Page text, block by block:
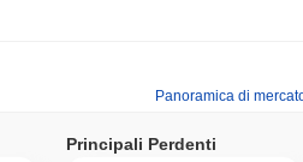
Panoramica di
Principali Perdenti